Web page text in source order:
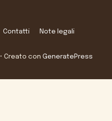
Contatti Note legali
• Creato con GeneratePress